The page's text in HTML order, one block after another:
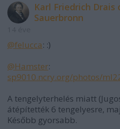
Karl Friedrich Drais
Sauerbronn
@felucca: :)
@Hamster:
sp9010.ncry.org/photos/
A tengelyterhelés miatt
átépítették 6 tengelyesre,
Később gyorsabb.